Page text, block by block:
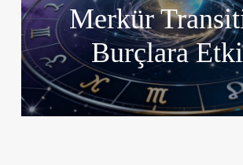
Merkür
Burçlara